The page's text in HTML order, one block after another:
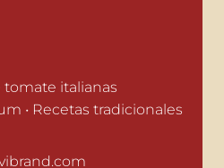
tomate italianas
• Recetas tradicionales